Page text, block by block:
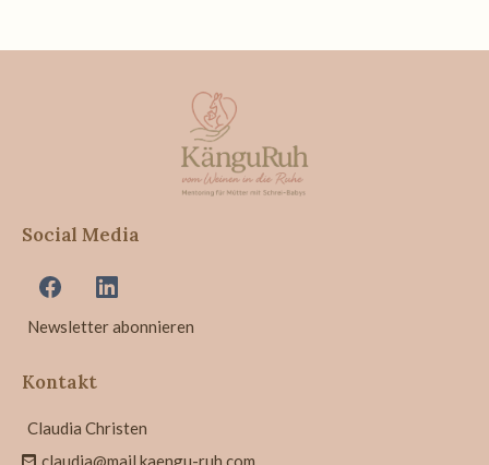
Social Media
Newsletter abonnieren
Kontakt
Claudia Christen
claudia@mail.kaengu-ruh.com